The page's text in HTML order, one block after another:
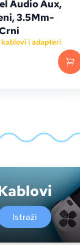
Audio Aux,
3.5Mm-
i adapteri
Istraži